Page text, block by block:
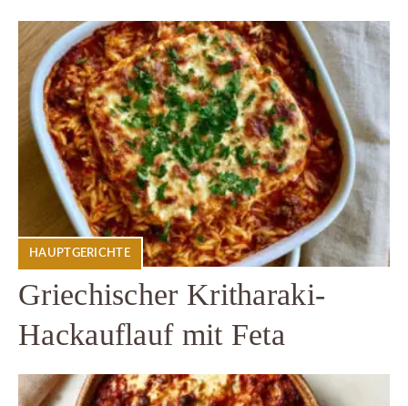
HAUPTGERICHTE
Griechischer Kritharaki-
Hackauflauf mit Feta